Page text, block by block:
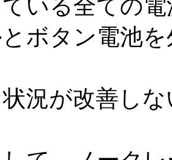
いる全ての電
ボタン電池
況が改善し